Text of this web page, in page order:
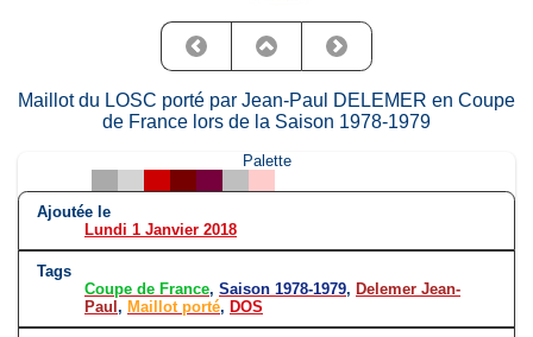
Maillot du LOSC porté par Jean-Paul DELEMER en Coupe
de France lors de la Saison 1978-1979
Palette
Ajoutée le
Lundi 1 Janvier 2018
Tags
Coupe de France, Saison 1978-1979, Delemer Jean-
Paul, Maillot porté, DOS